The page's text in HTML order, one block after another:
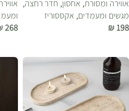
אווירה ומסורת, אחסון, חדר רחצה,
מגשים ומעמדים, אקססוריז
₪ 198
268